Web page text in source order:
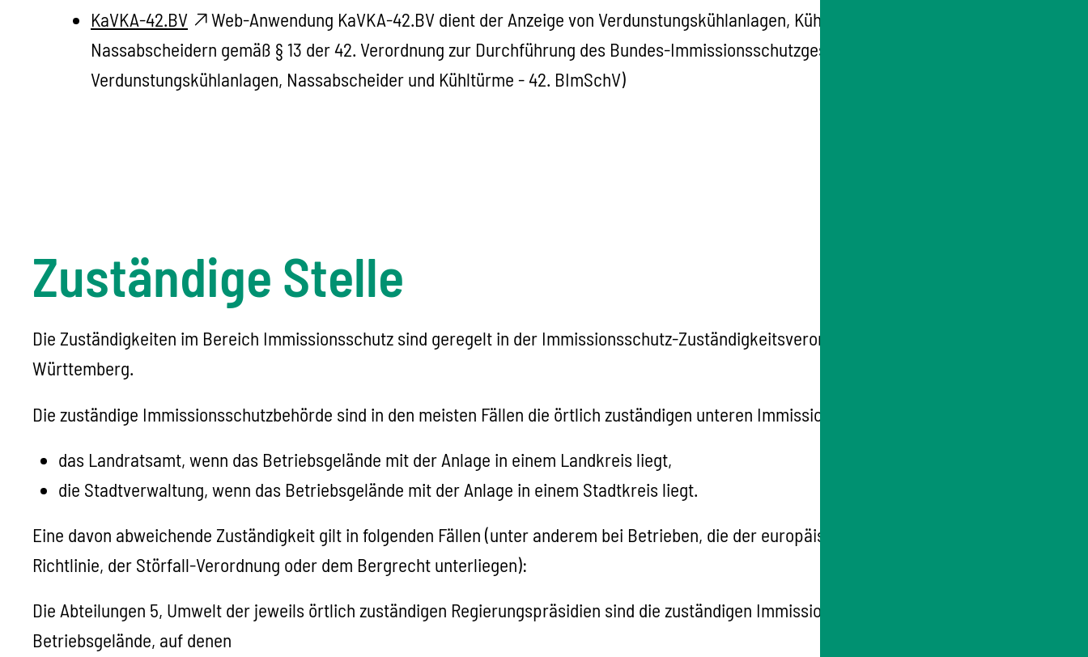
KaVKA-42.BV
Web-Anwendung KaVKA-42.BV dient der Anzeige von Verdunstungskühlanlagen, Kühltürmen und
Nassabscheidern gemäß § 13 der 42. Verordnung zur Durchführung des Bundes-Immissionsschutzgesetzes (Verordnung über
Verdunstungskühlanlagen, Nassabscheider und Kühltürme - 42. BImSchV)
Zuständige Stelle
Die Zuständigkeiten im Bereich Immissionsschutz sind geregelt in der Immissionsschutz-Zuständigkeitsverordnung des Landes Baden-
Württemberg.
Die zuständige Immissionsschutzbehörde sind in den meisten Fällen die örtlich zuständigen unteren Immissionsschutzbehörden, das heißt
das Landratsamt, wenn das Betriebsgelände mit der Anlage in einem Landkreis liegt,
die Stadtverwaltung, wenn das Betriebsgelände mit der Anlage in einem Stadtkreis liegt.
Eine davon abweichende Zuständigkeit gilt in folgenden Fällen (unter anderem bei Betrieben, die der europäischen Industrieemissions-
Richtlinie, der Störfall-Verordnung oder dem Bergrecht unterliegen):
Die Abteilungen 5, Umwelt der jeweils örtlich zuständigen Regierungspräsidien sind die zuständigen Immissionsschutzbehörden für
Betriebsgelände, auf denen